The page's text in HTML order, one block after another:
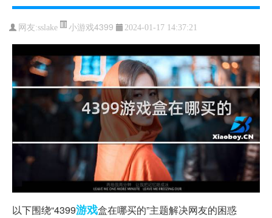
网友:sslake 小游戏4399 2024-01-17 14:37:21
以下围绕“4399游戏盒在哪买的”主题解决网友的困惑